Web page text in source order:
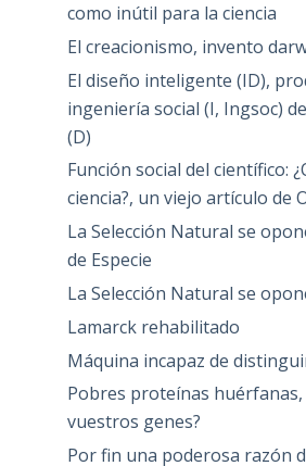
como inútil para la ciencia
El creacionismo, invento
El diseño inteligente (ID),
ingeniería social (I, Ingsoc)
(D)
Función social del científico:
ciencia?, un viejo artículo de
La Selección Natural se
de Especie
La Selección Natural se
Lamarck rehabilitado
Máquina incapaz de
Pobres proteínas huérfanas,
vuestros genes?
Por fin una poderosa razón